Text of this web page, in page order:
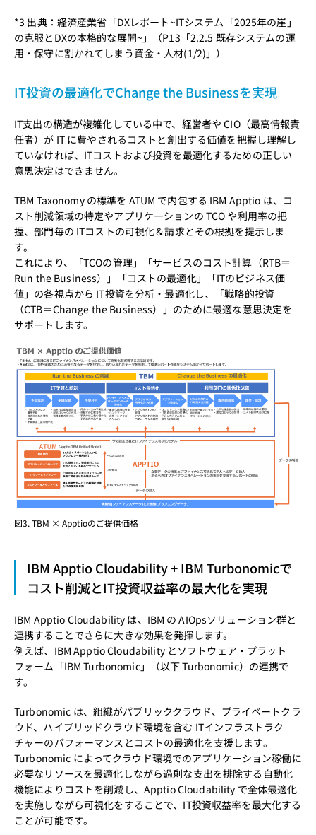
*3 出典：経済産業省「DXレポート~ITシステム「2025年の崖」
の克服とDXの本格的な展開~」（P13「2.2.5 既存システムの運
用・保守に割かれてしまう資金・人材(1/2)」）
IT投資の最適化でChange the Businessを実現
IT支出の構造が複雑化している中で、経営者や CIO（最高情報責
任者）が IT に費やされるコストと創出する価値を把握し理解し
ていなければ、ITコストおよび投資を最適化するための正しい
意思決定はできません。
TBM Taxonomy の標準を ATUM で内包する IBM Apptio は、コ
スト削減領域の特定やアプリケーションの TCO や利用率の把
握、部門毎の ITコストの可視化＆請求とその根拠を提示しま
す。
これにより、「TCOの管理」「サービスのコスト計算（RTB＝
Run the Business）」「コストの最適化」「ITのビジネス価
値」の各視点から IT投資を分析・最適化し、「戦略的投資
（CTB＝Change the Business）」のために最適な意思決定を
サポートします。
図3. TBM × Apptioのご提供価格
IBM Apptio Cloudability + IBM Turbonomicで
コスト削減とIT投資収益率の最大化を実現
IBM Apptio Cloudability は、IBM の AIOpsソリューション群と
連携することでさらに大きな効果を発揮します。
例えば、IBM Apptio Cloudability とソフトウェア・プラット
フォーム「IBM Turbonomic」（以下 Turbonomic）の連携で
す。
Turbonomic は、組織がパブリッククラウド、プライベートクラ
ウド、ハイブリッドクラウド環境を含む ITインフラストラク
チャーのパフォーマンスとコストの最適化を支援します。
Turbonomic によってクラウド環境でのアプリケーション稼働に
必要なリソースを最適化しながら過剰な支出を排除する自動化
機能によりコストを削減し、Apptio Cloudability で全体最適化
を実施しながら可視化をすることで、IT投資収益率を最大化する
ことが可能です。